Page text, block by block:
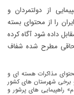
از دولتمردان و
را از محتوای بسته
داده شود آگاه کرده
مطرح شده شفاف
مذاکرات هسته ای و
برخی شهرستان های کشور
راهپیمایی های پرشور و